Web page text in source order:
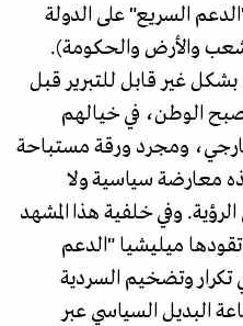
السريع" على الدولة
والأرض والحكومة).
بشكل غير قابل للتبرير قبل
الوطن، في خيالهم
ومجرد ورقة مستباحة
معارضة سياسية ولا
وفي خلفية هذا المشهد
ميليشيا "الدعم
تكرار وتضخيم السردية
البديل السياسي عبر